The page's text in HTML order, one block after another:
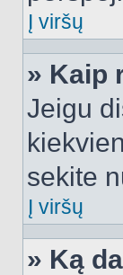
Į viršų
» Kaip
Jeigu
sekite
Į viršų
» Ką